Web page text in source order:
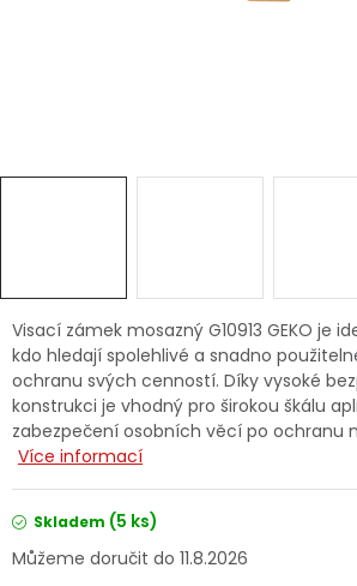
Jaký je aktuální stav mé objednávky?
Velkoobchodní spolupráce (B2B)
Servis nářadí Hodnocení obchodu
Visací zámek mosazný G10913 GEKO je
kdo hledají spolehlivé a snadno
ochranu svých cenností. Díky vysoké
konstrukci je vhodný pro širokou škálu
zabezpečení osobních věcí po ochranu
Více informací
Skladem (5 ks)
11.8.2026